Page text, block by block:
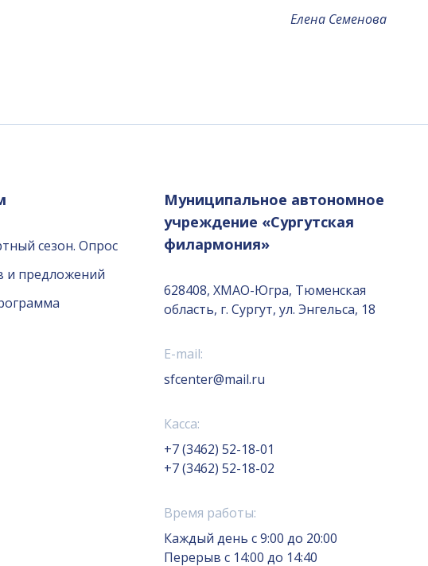
Елена Семенова
сезон. Опрос
и предложений
Муниципальное автономное
учреждение «Сургутская
филармония»
628408, ХМАО-Югра, Тюменская
область, г. Сургут, ул. Энгельса, 18
E-mail:
sfcenter@mail.ru
Касса:
+7 (3462) 52-18-01
+7 (3462) 52-18-02
Время работы:
Каждый день с 9:00 до 20:00
Перерыв с 14:00 до 14:40